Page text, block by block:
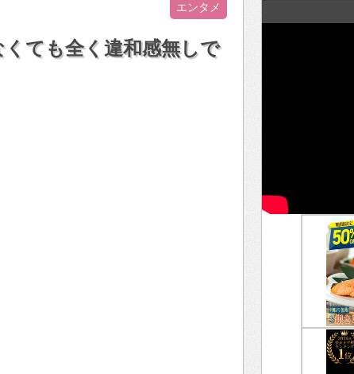
エンタメ
ても全く違和感無しで